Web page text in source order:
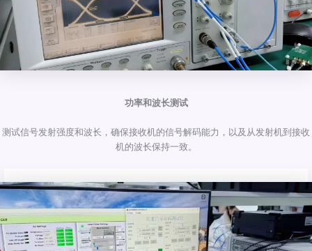
功率和波长测试
测试信号发射强度和波长，确保接收机的信号解码能力，以及从发射机到接收
机的波长保持一致。